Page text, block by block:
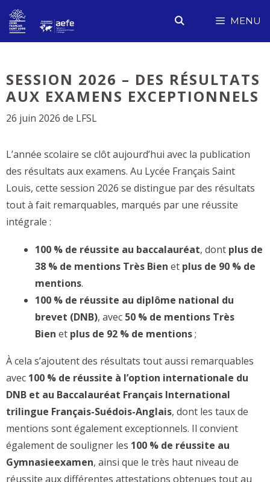
Aller
au
contenu
MENU
SESSION 2026 – DES RÉSULTATS
AUX EXAMENS EXCEPTIONNELS
26 juin 2026 de LFSL
L’année scolaire se clôt aujourd’hui avec la publication
des résultats aux examens. Au Lycée Français Saint
Louis, cette session 2026 se distingue par des résultats
tout à fait remarquables, marqués par une réussite
intégrale :
100 % de réussite au baccalauréat, dont plus de
38 % de mentions Très Bien et plus de 90 % de
mentions.
100 % de réussite au diplôme national du
brevet (DNB), avec 50 % de mentions Très
Bien et plus de 92 % de mentions;
À cela s’ajoutent des résultats tout aussi remarquables
avec 100 % de réussite à l’option internationale du
DNB et au Baccalauréat Français International
trilingue Français-Suédois-Anglais, dont les taux de
mentions sont également exceptionnels. Il convient
également de souligner les 100 % de réussite au
Gymnasieexamen, ainsi que le très haut niveau de
réussite aux différentes attestations obtenues tout au